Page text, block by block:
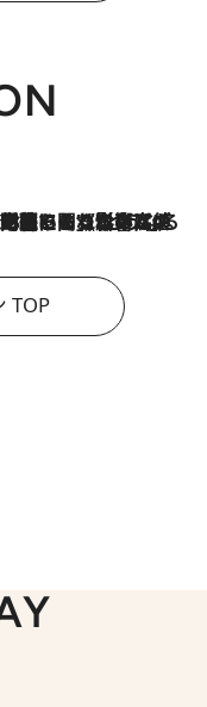
続いている」ホルムズ海峡封鎖による影響はいつまで続く？《エネルギー専門家に聞く“どうなる日本の暮らし”》
TOP